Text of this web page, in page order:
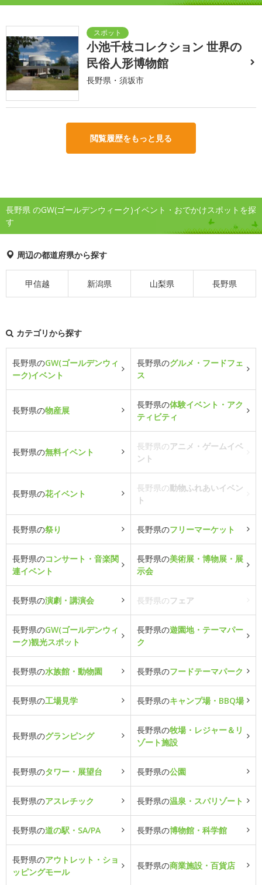
小池千枝コレクション 世界の
民俗人形博物館
長野県・須坂市
閲覧履歴をもっと見る
長野県 のGW(ゴールデンウィーク)イベント・おでかけスポットを探
す
周辺の都道府県から探す
甲信越 新潟県 山梨県 長野県
カテゴリから探す
長野県のGW(ゴールデンウィ
ーク)イベント
長野県のグルメ・フードフェ
ス
長野県の物産展
長野県の体験イベント・アク
ティビティ
長野県の無料イベント
長野県のアニメ・ゲームイベ
ント
長野県の花イベント
長野県の動物ふれあいイベン
ト
長野県の祭り 長野県のフリーマーケット
長野県のコンサート・音楽関
連イベント
長野県の美術展・博物展・展
示会
長野県の演劇・講演会 長野県のフェア
長野県のGW(ゴールデンウィ
ーク)観光スポット
長野県の遊園地・テーマパー
ク
長野県の水族館・動物園 長野県のフードテーマパーク
長野県の工場見学 長野県のキャンプ場・BBQ場
長野県のグランピング
長野県の牧場・レジャー＆リ
ゾート施設
長野県のタワー・展望台 長野県の公園
長野県のアスレチック 長野県の温泉・スパリゾート
長野県の道の駅・SA/PA 長野県の博物館・科学館
長野県のアウトレット・ショ
ッピングモール
長野県の商業施設・百貨店